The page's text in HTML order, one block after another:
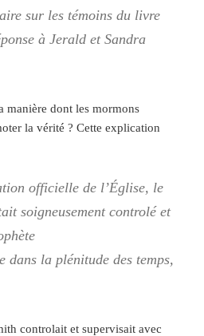
sur les témoins du livre
à Jerald et Sandra
manière dont les mormons
la vérité ? Cette explication
officielle de l’Église, le
soigneusement controlé et
dans la plénitude des temps,
controlait et supervisait avec